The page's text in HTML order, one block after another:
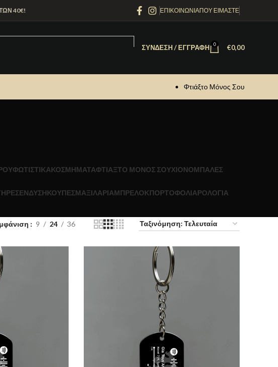
40€! ΕΠΙΚΟΙΝΩΝΙΑΠΟΥ ΕΙΜΑΣΤΕ
ΣΎΝΔΕΣΗ / ΕΓΓΡΑΦΉ 0 €0,00
Φτιάξτο Μόνος Σου
ΦΩΤΙΣΤΙΚΆΚΟΣΜΗΜΑΤΑΦΤΙΑΞΤΟ ΜΟΝΟΣ ΣΟΥΧΙΟΝΟΜΠΑΛΕΣ
ΕΝΔΥΣΗΚΟΥΠΕΣΜΑΞΙΛΑΡΙΑΜΠΡΕΛΟΚΠΟΡΤΟΦΟΛΙΑΡΟΛΟΓΙΑ
9 24 36